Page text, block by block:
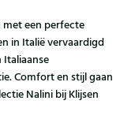
een perfecte
in Italië vervaardigd
Italiaanse
Comfort en stijl gaan
Nalini bij Klijsen